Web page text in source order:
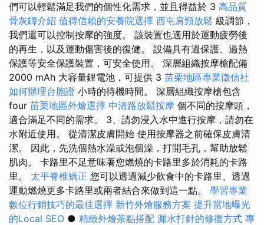
們可以輕鬆滿足我們的個性化需求，並且得益於 3 高品質
骨灰罈介紹 值得信賴的安養院選擇 西屯肩頸放鬆 級調節，
我們還可以控制按摩的強度。 該裝置也適用於運動疲勞後
的再生，以及運動傷害後的復健。 設備具有過保護、過熱
保護等安全保護裝置，可安全使用。 深層組織按摩槍配備
2000 mAh 大容量鋰電池，可提供 3 苗栗地區專業徵信社
如何辦理台胞證 小時的待機時間。 深層組織按摩槍包含
four 苗栗地區外燴選擇 中清路放鬆按摩 個不同的按摩頭，
適合滿足不同的需求。 3、請勿浸入水中進行按摩，請勿在
水附近使用。 從清潔皮膚開始 使用按摩器之前確保皮膚清
潔。 因此，先洗個熱水澡或泡個澡，打開毛孔，幫助放鬆
肌肉。 卡路里不足意味著您燃燒的卡路里多於消耗的卡路
里。 太平脊椎矯正 您可以透過減少飲食中的卡路里、透過
運動燃燒更多卡路里或兩者結合來做到這一點。 學習專業
數位行銷技巧的最佳選擇 新竹外燴服務方案 提升當地曝光
的Local SEO ● 精緻外燴茶點搭配 漏水打針的修復方式 專